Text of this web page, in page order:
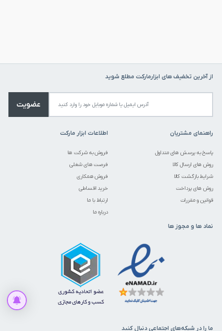
از آخرین تخفیف های ابزارمارکت مطلع شوید
عضویت
راهنمای مشتریان
پاسخ به پرسش های متداول
روش های ارسال کالا
شرایط بازگشت کالا
روش های پرداخت
قوانین و مقررات
اطلاعات ابزار مارکت
فروش به شرکت ها
فرصت های شغلی
فروش همکاری
خرید اقساطی
ارتباط با ما
درباره ما
نماد ها و مجوز ها
ما را در شبکه‌های اجتماعی دنبال کنید
متاسفانه این کالا در حال حاضر موجود نیست